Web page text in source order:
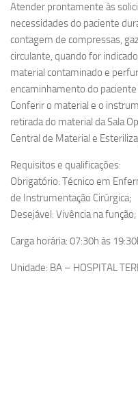
Atender prontamente às
necessidades do paciente
contagem de compressas,
circulante, quando for
material contaminado e
encaminhamento do
Conferir o material e o
retirada do material da Sala
Central de Material e
Requisitos e qualificações:
Obrigatório: Técnico em
de Instrumentação Cirúrgica;
Desejável: Vivência na função;
Carga horária: 07:30h às
Unidade: BA – HOSPITAL